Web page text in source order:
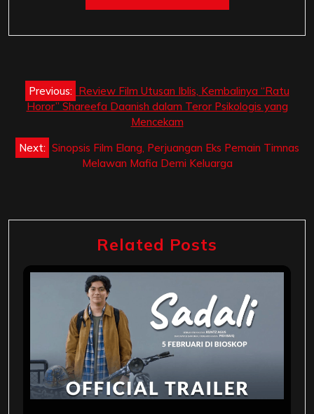
Post
navigation
Previous: Review Film Utusan Iblis, Kembalinya “Ratu
Horor” Shareefa Daanish dalam Teror Psikologis yang
Mencekam
Next: Sinopsis Film Elang, Perjuangan Eks Pemain Timnas
Melawan Mafia Demi Keluarga
Related Posts